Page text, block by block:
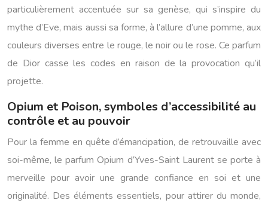
particulièrement accentuée sur sa genèse, qui s’inspire du
mythe d’Eve, mais aussi sa forme, à l’allure d’une pomme, aux
couleurs diverses entre le rouge, le noir ou le rose. Ce parfum
de Dior casse les codes en raison de la provocation qu’il
projette.
Opium et Poison, symboles d’accessibilité au
contrôle et au pouvoir
Pour la femme en quête d’émancipation, de retrouvaille avec
soi-même, le parfum Opium d’Yves-Saint Laurent se porte à
merveille pour avoir une grande confiance en soi et une
originalité. Des éléments essentiels, pour attirer du monde,